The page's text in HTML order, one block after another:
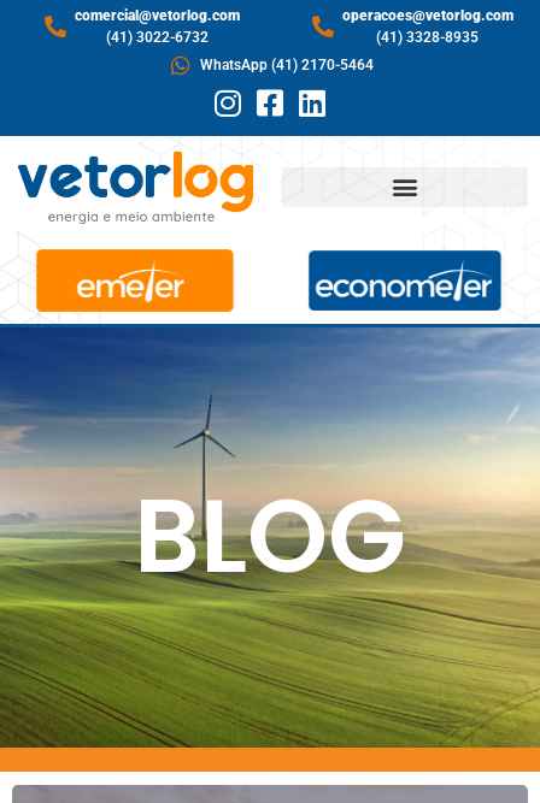
comercial@vetorlog.com
(41) 3022-6732
operacoes@vetorlog.com
(41) 3328-8935
WhatsApp (41) 2170-5464
BLOG